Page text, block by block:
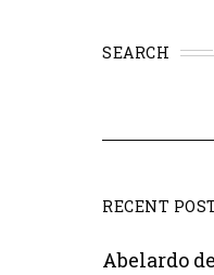
SEARCH
RECENT
Abelardo